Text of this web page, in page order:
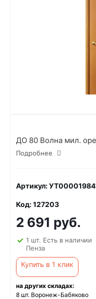
ДО 80 Волна мил.
Подробнее
Артикул:
Код: 127203
2 691 руб.
1 шт. Есть в наличии
Пенза
Купить в 1 клик
на других складах:
8 шт. Воронеж-Бабяково